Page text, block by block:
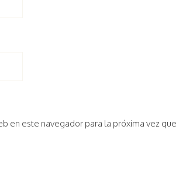
en este navegador para la próxima vez que